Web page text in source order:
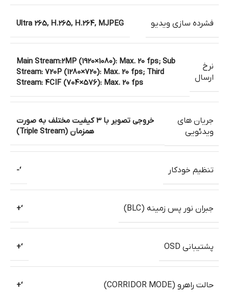
فشرده سازی ویدیو Ultra 265, H.265, H.264, MJPEG
نرخ
ارسال
Main Stream:2MP (1920×1080): Max. 20 fps; Sub
Stream: 720P (1280×720): Max. 20 fps; Third
Stream: 4CIF (704×576): Max. 20 fps
جریان های
ویدئویی
خروجی تصویر با 3 کیفیت مختلف به صورت
همزمان (Triple Stream)
تنظیم خودکار ‘-
جبران نور پس زمینه (BLC) ‘+
پشتیبانی OSD ‘+
حالت راهرو (CORRIDOR MODE) ‘+